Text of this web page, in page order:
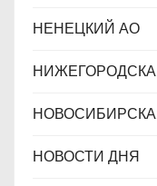
НЕНЕЦКИЙ АО
НОВОСТИ ДНЯ